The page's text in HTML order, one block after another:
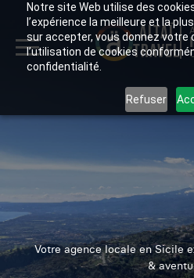
Notre site Web utilise des
l’expérience la meilleure et la
sur accepter, vous donnez
l’utilisation de cookies
confidentialité.
Refuser
ALTAÏ
TRAVEL
Votre agence locale en Sicile
&